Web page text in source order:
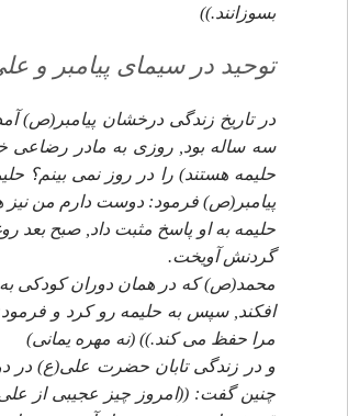
بسوزانند.))
توحيد در سيماى پيامبر و
در تاريخ زندگى درخشان پيامبر(ص)
سه ساله بود, روزى به مادر رضاعى
حليمه هستند) را در روز نمى بينم؟
پيامبر(ص) فرمود: دوست دارم من نيز
حليمه به او پاسخ مثبت داد, صبح
گردنش آويخت.
محمد(ص) كه در همان دوران كودكى به
مرا حفظ مى كند.)) (نه مهره يمانى)
و در زندگى تابان حضرت على(ع) در
چنين گفت: ((امروز چيز عجيبى از